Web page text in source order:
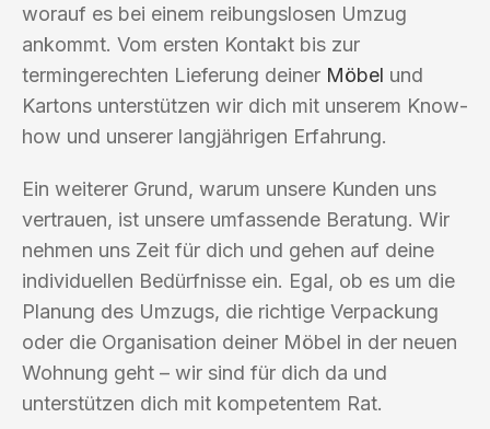
worauf es bei einem reibungslosen Umzug
ankommt. Vom ersten Kontakt bis zur
termingerechten Lieferung deiner Möbel und
Kartons unterstützen wir dich mit unserem Know-
how und unserer langjährigen Erfahrung.
Ein weiterer Grund, warum unsere Kunden uns
vertrauen, ist unsere umfassende Beratung. Wir
nehmen uns Zeit für dich und gehen auf deine
individuellen Bedürfnisse ein. Egal, ob es um die
Planung des Umzugs, die richtige Verpackung
oder die Organisation deiner Möbel in der neuen
Wohnung geht – wir sind für dich da und
unterstützen dich mit kompetentem Rat.